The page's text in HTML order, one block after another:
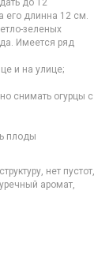
до 12
его длинна 12 см.
зеленых
Имеется ряд
и на улице;
снимать огурцы с
плоды
нет пустот,
аромат,